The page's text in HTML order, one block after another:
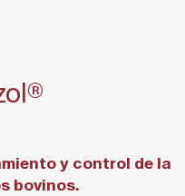
y control de la
bovinos.